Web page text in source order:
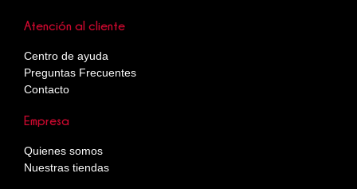
Atención al cliente
Centro de ayuda
Preguntas Frecuentes
Contacto
Empresa
Quienes somos
Nuestras tiendas